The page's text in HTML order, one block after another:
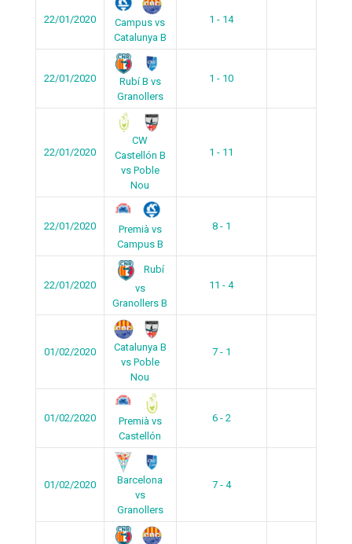
22/01/2020
Campus vs
Catalunya B
1 - 14
22/01/2020
Rubí B vs
Granollers
1 - 10
22/01/2020
CW
Castellón B
vs Poble
Nou
1 - 11
22/01/2020
Premià vs
Campus B
8 - 1
22/01/2020
Rubí
vs
Granollers B
11 - 4
01/02/2020
Catalunya B
vs Poble
Nou
7 - 1
01/02/2020
Premià vs
Castellón
6 - 2
01/02/2020
Barcelona
vs
Granollers
7 - 4